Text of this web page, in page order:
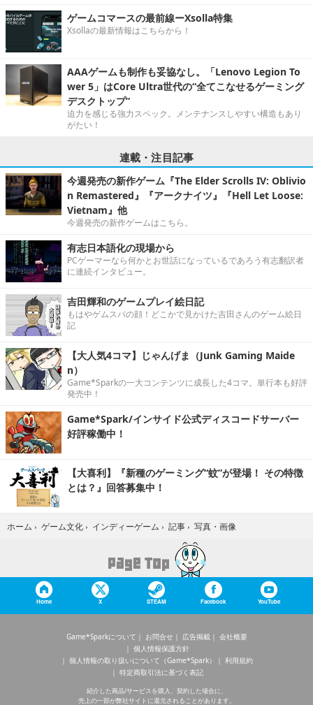
ゲームコマースの最前線ーXsolla特集
Xsollaの最新情報はこちらから！
AAAゲームも制作も妥協なし。「Lenovo Legion To
wer 5」はCore Ultra世代の“全てこなせるゲーミング
デスクトップ”
迫力を感じる強力スペック。メンテナンスしやすい構造もあり
がたい！
連載・注目記事
今週発売の新作ゲーム『The Elder Scrolls IV: Oblivio
n Remastered』『アークナイツ』『Hell Let Loose:
Vietnam』他
今週発売の新作ゲームはこちら。
有志日本語化の現場から
PCゲーマーなら何かとお世話になっているであろう有志翻訳者
に連続インタビュー。
吉田輝和のゲームプレイ絵日記
もはやゲムスパの顔！どこかで見かけた吉田さんのゲーム絵日
記
【大人気4コマ】じゃんげま（Junk Gaming Maide
n）
Game*Sparkの一大コンテンツに成長した4コマ。単行本も好評
発売中！
Game*Spark/インサイド公式ディスコードサーバー
好評稼働中！
【大喜利】『新種のゲーミング“蚊”が登場！ その特徴
とは？』回答募集中！
ホーム › ゲーム文化 › インディーゲーム › 記事 › 写真・画像
Home X STEAM Facebook YouTube
Game*Sparkについて お問合せ 広告掲載
会社概要
個人情報保護方針
個人情報の取り扱いについて（Game*Spark）
利用規約
特定商取引法に基づく表記
紹介した商品/サービスを購入、契約した場合に、
売上の一部が弊社サイトに還元されることがあります。